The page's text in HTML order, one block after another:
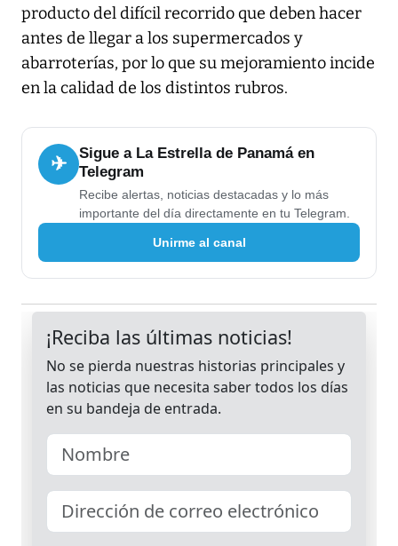
producto del difícil recorrido que deben hacer
antes de llegar a los supermercados y
abarroterías, por lo que su mejoramiento incide
en la calidad de los distintos rubros.
✈
Sigue a La Estrella de Panamá en
Telegram
Recibe alertas, noticias destacadas y lo más
importante del día directamente en tu Telegram.
Unirme al canal